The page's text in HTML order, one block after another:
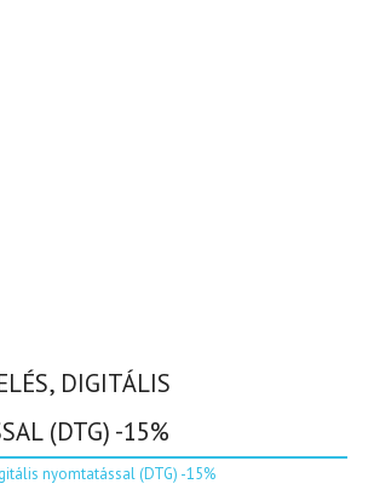
DIGITÁLIS
(DTG) -15%